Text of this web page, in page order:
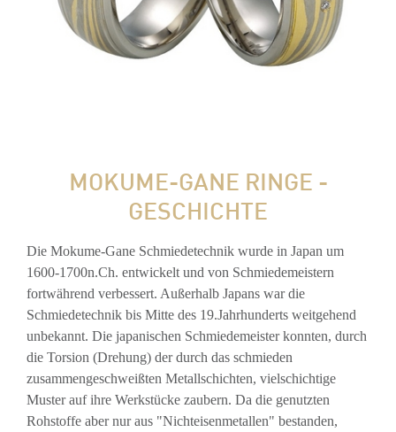
MOKUME-GANE RINGE -
GESCHICHTE
Die Mokume-Gane Schmiedetechnik wurde in Japan um
1600-1700n.Ch. entwickelt und von Schmiedemeistern
fortwährend verbessert. Außerhalb Japans war die
Schmiedetechnik bis Mitte des 19.Jahrhunderts weitgehend
unbekannt. Die japanischen Schmiedemeister konnten, durch
die Torsion (Drehung) der durch das schmieden
zusammengeschweißten Metallschichten, vielschichtige
Muster auf ihre Werkstücke zaubern. Da die genutzten
Rohstoffe aber nur aus "Nichteisenmetallen" bestanden,